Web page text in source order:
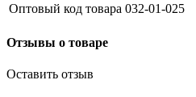
Оптовый код товара 032-01-025
Отзывы о товаре
Оставить отзыв